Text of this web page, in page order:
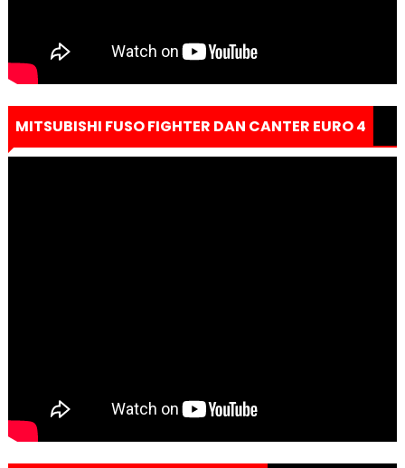
MITSUBISHI FUSO FIGHTER DAN CANTER EURO 4